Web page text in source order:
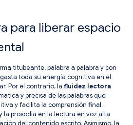
para liberar espacio
titubeante, palabra a palabra y con
toda su energía cognitiva en el
Por el contrario, la fluidez lectora
y precisa de las palabras que
y facilita la comprensión final.
la prosodia en la lectura en voz alta